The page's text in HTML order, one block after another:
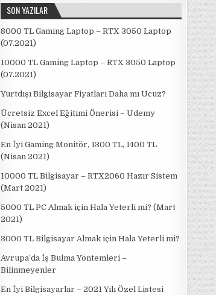
SON YAZILAR
8000 TL Gaming Laptop – RTX 3050 Laptop
(07.2021)
10000 TL Gaming Laptop – RTX 3050 Laptop
(07.2021)
Yurtdışı Bilgisayar Fiyatları Daha mı Ucuz?
Ücretsiz Excel Eğitimi Önerisi – Udemy
(Nisan 2021)
En İyi Gaming Monitör, 1300 TL, 1400 TL
(Nisan 2021)
10000 TL Bilgisayar – RTX2060 Hazır Sistem
(Mart 2021)
5000 TL PC Almak için Hala Yeterli mi? (Mart
2021)
3000 TL Bilgisayar Almak için Hala Yeterli mi?
Avrupa’da İş Bulma Yöntemleri –
Bilinmeyenler
En İyi Bilgisayarlar – 2021 Yılı Özel Listesi